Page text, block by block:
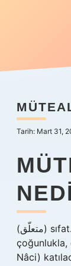
Yasal
Tarih: Mart 31,
(ﻣﺘﻌﻠّﻖ) sıfat. (Ar. Te’Alluḳ Olmak, ilgilenmek için “),
çoğunlukla,
Nâci)